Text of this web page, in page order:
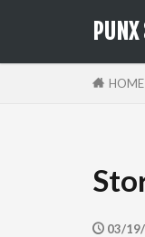
PUNX
HOME
03/